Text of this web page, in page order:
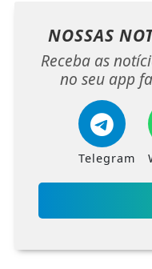
NOSSAS
Receba as
no seu app
Telegram